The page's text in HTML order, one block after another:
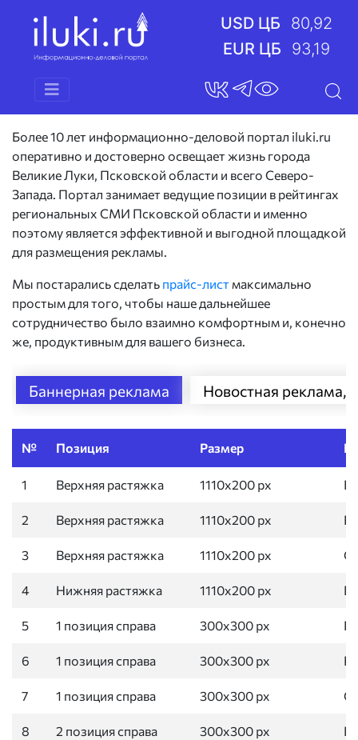
USD ЦБ
80,92
EUR ЦБ
93,19
Более 10 лет информационно-деловой портал iluki.ru
оперативно и достоверно освещает жизнь города
Великие Луки, Псковской области и всего Северо-
Запада. Портал занимает ведущие позиции в рейтингах
региональных СМИ Псковской области и именно
поэтому является эффективной и выгодной площадкой
для размещения рекламы.
Мы постарались сделать прайс-лист максимально
простым для того, чтобы наше дальнейшее
сотрудничество было взаимно комфортным и, конечно
же, продуктивным для вашего бизнеса.
Баннерная реклама Новостная реклама,
№ Позиция Размер
1 Верхняя растяжка 1110х200 px
2 Верхняя растяжка 1110х200 px
3 Верхняя растяжка 1110х200 px
4 Нижняя растяжка 1110х200 px
5 1 позиция справа 300х300 px
6 1 позиция справа 300х300 px
7 1 позиция справа 300х300 px
8 2 позиция справа 300х300 px